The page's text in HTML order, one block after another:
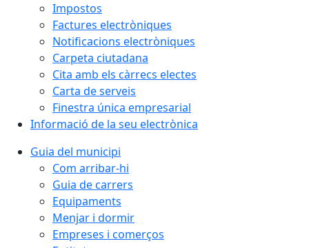
Impostos
Factures electròniques
Notificacions electròniques
Carpeta ciutadana
Cita amb els càrrecs electes
Carta de serveis
Finestra única empresarial
Informació de la seu electrònica
Guia del municipi
Com arribar-hi
Guia de carrers
Equipaments
Menjar i dormir
Empreses i comerços